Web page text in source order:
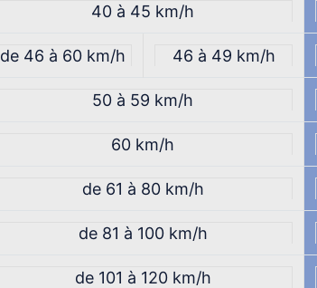
40 à 45 km/h
de 46 à 60 km/h 46 à 49 km/h
50 à 59 km/h
60 km/h
de 61 à 80 km/h
de 81 à 100 km/h
de 101 à 120 km/h